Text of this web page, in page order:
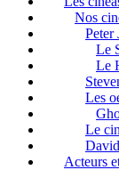
Nos
Peter
Le
Le
Les
Le
Acteurs